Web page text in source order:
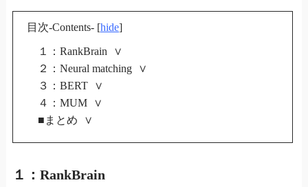
目次-Contents- [hide]
１：RankBrain
２：Neural matching
３：BERT
４：MUM
■まとめ
１：RankBrain